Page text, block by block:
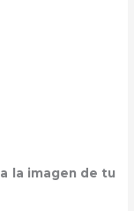
la imagen de tu